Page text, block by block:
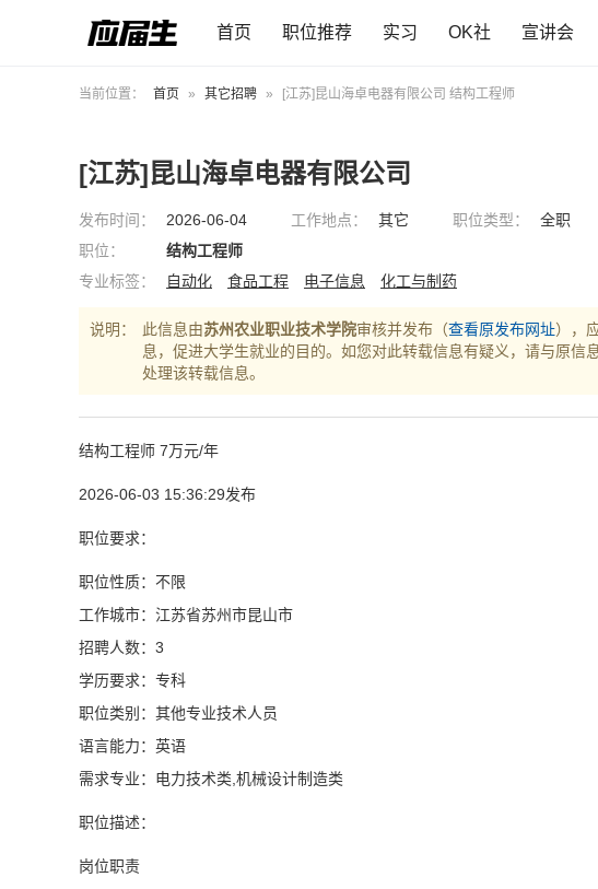
首页 职位推荐 实习 OK社 宣讲会
当前位置： 首页 » 其它招聘 » [江苏]昆山海卓电器有限公司 结构工程师
[江苏]昆山海卓电器有限公司
发布时间： 2026-06-04 工作地点： 其它 职位类型： 全职
职位：
结构工程师
专业标签：
自动化 食品工程 电子信息 化工与制药
说明： 此信息由苏州农业职业技术学院审核并发布（查看原发布网址），
息，促进大学生就业的目的。如您对此转载信息有疑义，请与原信
处理该转载信息。
结构工程师 7万元/年
2026-06-03 15:36:29发布
职位要求：
职位性质：不限
工作城市：江苏省苏州市昆山市
招聘人数：3
学历要求：专科
职位类别：其他专业技术人员
语言能力：英语
需求专业：电力技术类,机械设计制造类
职位描述：
岗位职责